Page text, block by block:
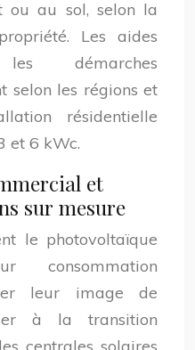
ou au sol, selon la
Les aides
démarches
selon les régions et
résidentielle
et 6 kWc.
et
sur mesure
le photovoltaïque
consommation
leur image de
à la transition